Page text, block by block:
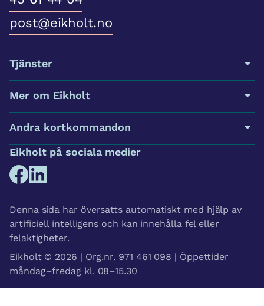
post@eikholt.no
Tjänster
Mer om Eikholt
Andra kortkommandon
Eikholt på sociala medier
Denna sida har översatts automatiskt med hjälp av
artificiell intelligens och kan innehålla fel eller
felaktigheter.
Eikholt © 2026 | Org.nr. 971 461 098 | Öppettider
måndag–fredag kl. 08–15.30